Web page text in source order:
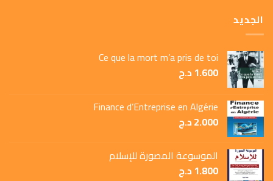
الجديد
Ce que la mort m’a pris de toi
1.600د.ج
Finance d’Entreprise en Algérie
2.000د.ج
الموسوعة المصورة للإسلام
1.800د.ج